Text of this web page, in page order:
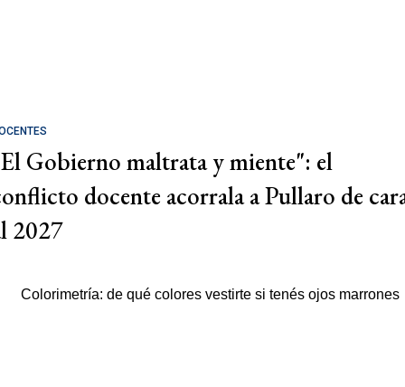
Gobierno maltrata y miente": el
docente acorrala a Pullaro de
2027